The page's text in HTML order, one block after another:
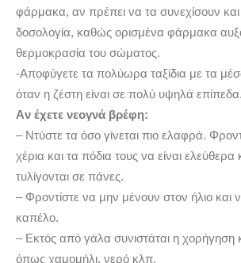
φάρμακα, αν πρέπει να τα συνεχίσουν και
δοσολογία, καθώς ορισμένα φάρμακα
θερμοκρασία του σώματος.
-Αποφύγετε τα πολύωρα ταξίδια με τα
όταν η ζέστη είναι σε πολύ υψηλά επίπεδα.
Aν έχετε νεογνά βρέφη:
– Ντύστε τα όσο γίνεται πιο ελαφρά.
χέρια και τα πόδια τους να είναι ελεύθερα
τυλίγονται σε πάνες.
– Φροντίστε να μην μένουν στον ήλιο
καπέλο.
– Εκτός από γάλα συνιστάται η
όπως χαμομήλι, νερό κλπ.